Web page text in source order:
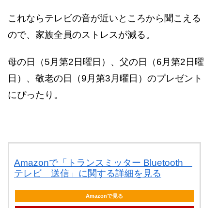
これならテレビの音が近いところから聞こえる
ので、家族全員のストレスが減る。
母の日（5月第2日曜日）、父の日（6月第2日曜
日）、敬老の日（9月第3月曜日）のプレゼント
にぴったり。
Amazonで「トランスミッター Bluetooth
テレビ 送信」に関する詳細を見る
Amazonで見る